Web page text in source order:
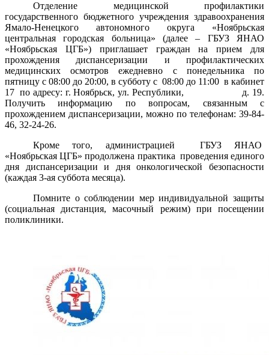
Отделение медицинской профилактики
государственного бюджетного учреждения здравоохранения
Ямало-Ненецкого автономного округа «Ноябрьская
центральная городская больница» (далее – ГБУЗ ЯНАО
«Ноябрьская ЦГБ») приглашает граждан на прием для
прохождения диспансеризации и профилактических
медицинских осмотров ежедневно с понедельника по
пятницу с 08:00 до 20:00, в субботу с 08:00 до 11:00 в кабинет
17 по адресу: г. Ноябрьск, ул. Республики,
д. 19.
Получить информацию по вопросам, связанным с
прохождением диспансеризации, можно по телефонам: 39-84-
46, 32-24-26.
Кроме того, администрацией
ГБУЗ ЯНАО
«Ноябрьская ЦГБ» продолжена практика проведения единого
дня диспансеризации и дня онкологической безопасности
(каждая 3-ая суббота месяца).
Помните о соблюдении мер индивидуальной защиты
(социальная дистанция, масочный режим) при посещении
поликлиники.